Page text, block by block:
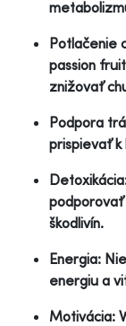
Potlačenie
passion
znižovať
Podpora
prispievať k
podporovať
škodlivín.
Energia:
energiu a
Motivácia: